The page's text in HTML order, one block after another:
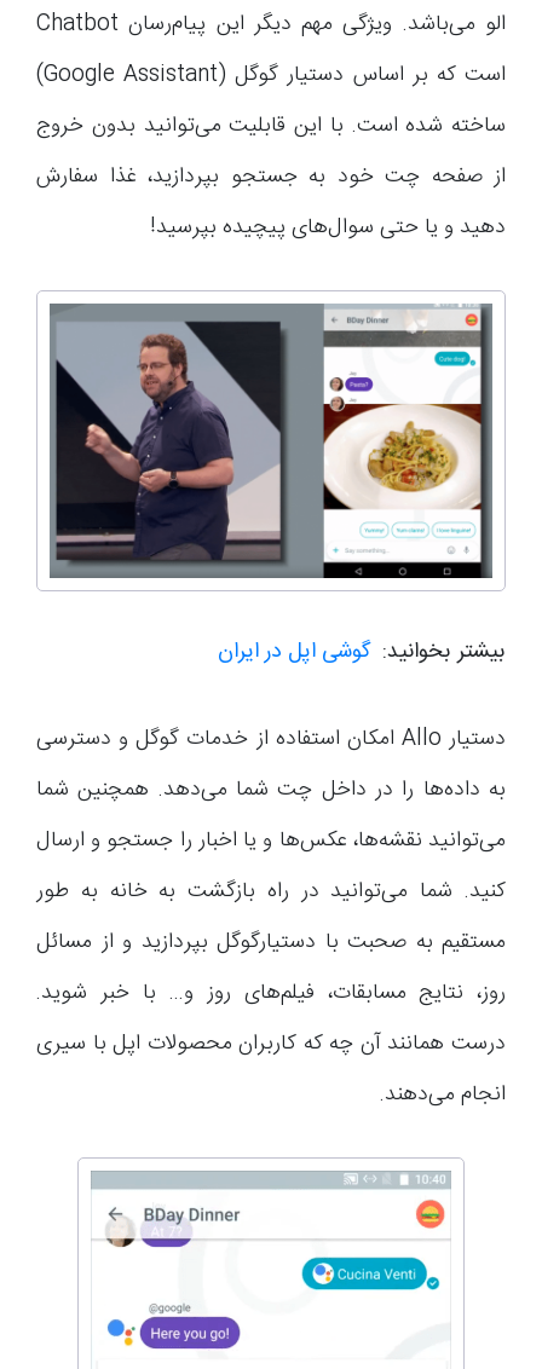
الو می‌باشد. ویژگی مهم دیگر این پیام‌رسان Chatbot
است که بر اساس دستیار گوگل (Google Assistant)
ساخته شده است. با این قابلیت می‌توانید بدون خروج
از صفحه چت خود به جستجو بپردازید، غذا سفارش
دهید و یا حتی سوال‌های پیچیده بپرسید!
بیشتر بخوانید:گوشی اپل در ایران
دستیار Allo امکان استفاده از خدمات گوگل و دسترسی
به داده‌ها را در داخل چت شما می‌دهد. همچنین شما
می‌توانید نقشه‌ها، عکس‌ها و یا اخبار را جستجو و ارسال
کنید. شما می‌توانید در راه بازگشت به خانه به طور
مستقیم به صحبت با دستیارگوگل بپردازید و از مسائل
روز، نتایج مسابقات، فیلم‌های روز و… با خبر شوید.
درست همانند آن چه که کاربران محصولات اپل با سیری
انجام می‌دهند.